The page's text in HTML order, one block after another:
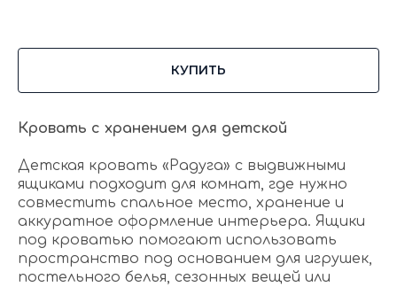
КУПИТЬ
Кровать с хранением для детской
Детская кровать «Радуга» с выдвижными
ящиками подходит для комнат, где нужно
совместить спальное место, хранение и
аккуратное оформление интерьера. Ящики
под кроватью помогают использовать
пространство под основанием для игрушек,
постельного белья, сезонных вещей или